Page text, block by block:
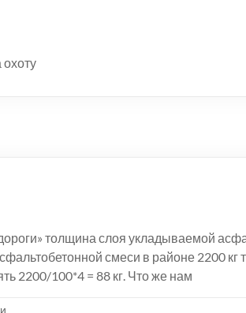
толщина слоя укладываемой
смеси в районе 2200 кг
2200/100*4 = 88 кг. Что же нам